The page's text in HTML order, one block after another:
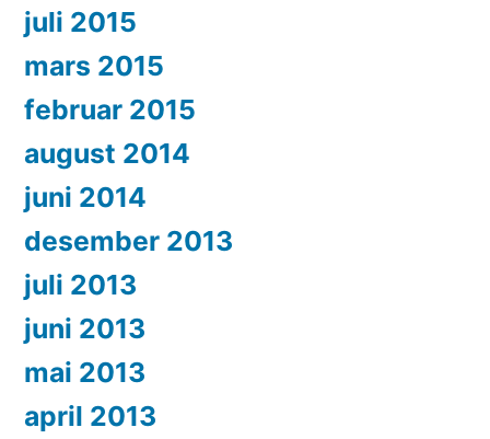
juli 2015
mars 2015
februar 2015
august 2014
juni 2014
desember 2013
juli 2013
juni 2013
mai 2013
april 2013